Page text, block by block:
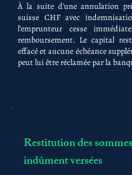
À la suite d'une annulation
suisse CHF avec
l'emprunteur cesse
remboursement. Le capital
effacé et aucune échéance
peut lui être réclamée par la
Restitution des sommes
indûment versées